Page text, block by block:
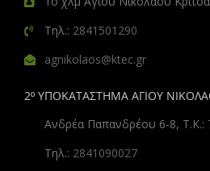
Τηλ.: 2841501290
agnikolaos@ktec.gr
2º ΥΠΟΚΑΤΑΣΤΗΜΑ ΑΓΙΟΥ
Ανδρέα Παπανδρέου 6-8, Τ.Κ.:
Τηλ.: 2841090027